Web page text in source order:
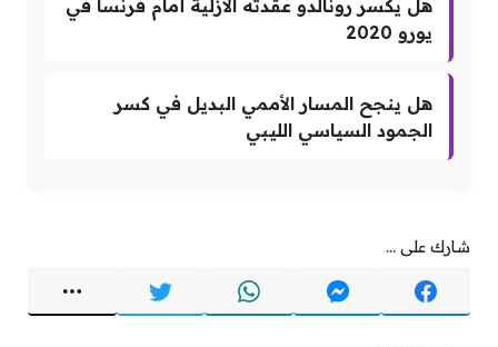
هل يكسر رونالدو عقدته الأزلية أمام فرنسا في
يورو 2020
هل ينجح المسار الأممي البديل في كسر
الجمود السياسي الليبي
شارك على ...